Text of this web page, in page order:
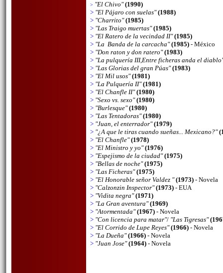
> "El Chivo" (1990)
> "El Pájaro con suelas" (1988)
> "Charrito" (1985)
> "Las Traigo muertas" (1985)
> "El Ratero de la vecindad II" (1985)
> "La Banda de la carcacha" (1985) - México
> "Don raton y don ratero" (1983)
> "La pulquería III,Entre ficheras anda el
> "Las Glorias del gran Púas" (1983)
> "El Mil usos" (1981)
> "La Pulquería II" (1981)
> "El Chanfle II" (1980)
> "Sexo vs. sexo" (1980)
> "Burlesque" (1980)
> "Las Tentadoras" (1980)
> "Juan, el enterrador" (1979)
> "¿A que le tiras cuando sueñas... Mexicano?"
> "El Chanfle" (1978)
> "El Ministro y yo" (1976)
> "Espejismo de la ciudad" (1975)
> "Bellas de noche" (1975)
> "Las Ficheras" (1975)
> "El Honorable señor Valdez " (1973) - Novela
> "Calzonzin Inspector" (1973) - EUA
> "Vidita negra" (1971)
> "La Gran aventura" (1969)
> "Atormentada" (1967) - Novela
> "Con licencia para matar"/ "Las Tigresas"
> "El Corrido de Lupe Reyes" (1966) - Novela
> "La Dueña" (1966) - Novela
> "Juan Jose" (1964) - Novela